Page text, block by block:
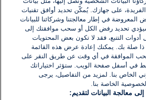
على جهازك. يُمكّن تحديد أوافق تقنيات
المعروضة في إطار معالجتنا وشركائنا للبيانات
تحديد رفض الكل أو سحب موافقتك إلى
أدوات التتبع، فقد لا تكون بعض المحتويات
ذا صلة بك. يمكنك إعادة عرض هذه القائمة
سحب الموافقة في أي وقت عن طريق النقر على
في أسفل صفحة الويب. ستؤثر اختياراتك
الخاص بنا. لمزيد من التفاصيل، يرجى
الخاصة بنا.
معالجة البيانات لتقديم: